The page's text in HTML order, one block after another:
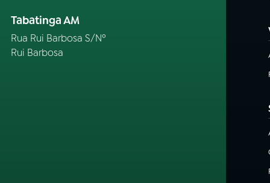
Tabatinga AM
Rua Rui Barbosa S/Nº
Rui Barbosa